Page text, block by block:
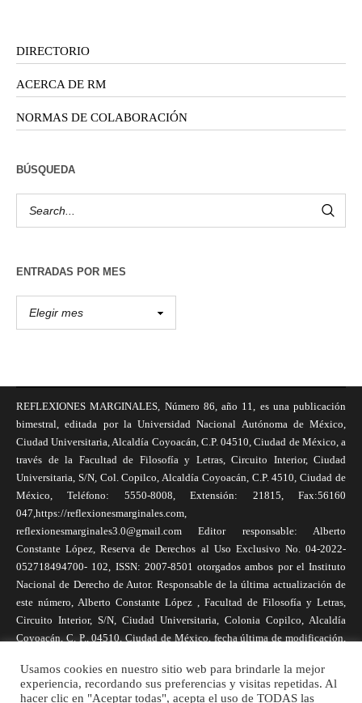
DIRECTORIO
ACERCA DE RM
NORMAS DE COLABORACIÓN
BÚSQUEDA
ENTRADAS POR MES
REFLEXIONES MARGINALES, Número 86, año 11, es una publicación
bimestral, editada por la Universidad Nacional Autónoma de México,
Ciudad Universitaria, Alcaldía Coyoacán, C.P. 04510, Ciudad de México, a
través de la Facultad de Filosofía y Letras, Circuito Interior, Ciudad
Universitaria, S/N, Col. Copilco, Alcaldía Coyoacán, C.P. 4510, Ciudad de
México, Teléfono: 5550-8008, Extensión: 21815, Fax:56160
047,https://reflexionesmarginales.com,
reflexionesmarginales3.0@gmail.com Editor responsable: Alberto
Constante López, Reserva de Derechos al Uso Exclusivo No. 04-2022-
052718494700- 102, ISSN: 2007-8501 otorgados ambos por el Instituto
Nacional de Derecho de Autor. Responsable de la última actualización de
este número, Alberto Constante López , Facultad de Filosofía y Letras,
Circuito Interior, S/N, Ciudad Universitaria, Colonia Copilco, Alcaldía
Coyoacán, C. P., 04510, Ciudad de México, fecha última de modificación,
necesariamente reflejan la postura de la revista, ni de Universidad Nacional
Autónoma de México. Los autores son responsables de los contenidos de
Usamos cookies en nuestro sitio web para brindarle la mejor
experiencia, recordando sus preferencias y visitas repetidas. Al
hacer clic en "Aceptar todas", acepta el uso de TODAS las